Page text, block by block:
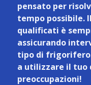
pensato per
tempo possibile.
qualificati è
assicurando
tipo di
a utilizzare il tuo
preoccupazioni!